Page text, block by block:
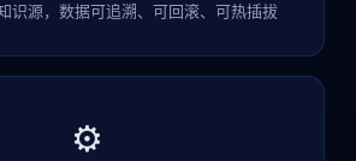
识源，数据可追溯、可回滚、可热插拔
⚙️